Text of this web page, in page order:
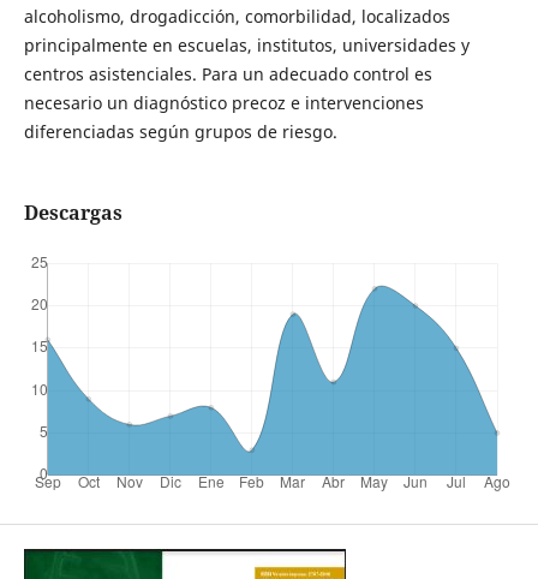
alcoholismo, drogadicción, comorbilidad, localizados
principalmente en escuelas, institutos, universidades y
centros asistenciales. Para un adecuado control es
necesario un diagnóstico precoz e intervenciones
diferenciadas según grupos de riesgo.
Descargas